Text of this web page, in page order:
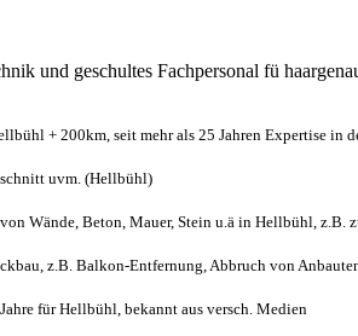
und geschultes Fachpersonal fü
+ 200km, seit mehr als 25 Jahren Expertise in
uvm. (Hellbühl)
Wände, Beton, Mauer, Stein u.ä in Hellbühl,
z.B. Balkon-Entfernung, Abbruch von
für Hellbühl, bekannt aus versch. Medien